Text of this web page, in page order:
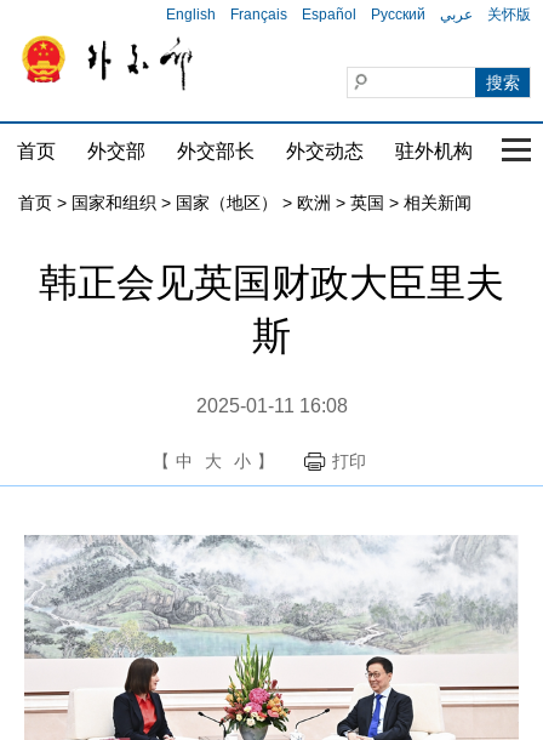
English Français Español Русский عربي 关怀版
首页 外交部 外交部长 外交动态 驻外机构 国
首页 > 国家和组织 > 国家（地区） > 欧洲 > 英国 > 相关新闻
韩正会见英国财政大臣里夫
斯
2025-01-11 16:08
【 中 大 小 】 打印